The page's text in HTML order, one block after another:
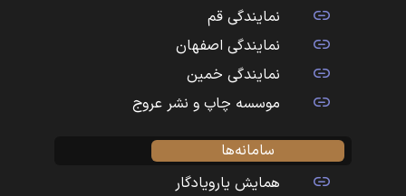
نمایندگی قم
نمایندگی اصفهان
نمایندگی خمین
موسسه چاپ و نشر عروج
سامانه‌ها
همایش یارویادگار